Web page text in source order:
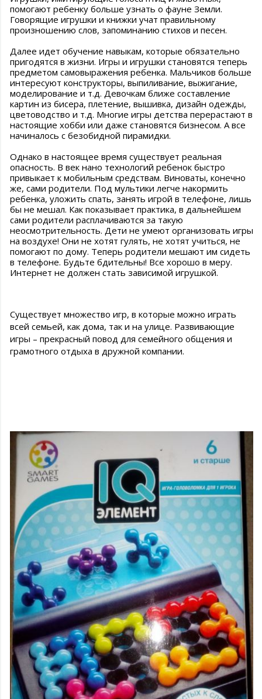
помогают ребенку больше узнать о фауне Земли.
Говорящие игрушки и книжки учат правильному
произношению слов, запоминанию стихов и песен.
Далее идет обучение навыкам, которые обязательно
пригодятся в жизни. Игры и игрушки становятся теперь
предметом самовыражения ребенка. Мальчиков больше
интересуют конструкторы, выпиливание, выжигание,
моделирование и т.д. Девочкам ближе составление
картин из бисера, плетение, вышивка, дизайн одежды,
цветоводство и т.д. Многие игры детства перерастают в
настоящие хобби или даже становятся бизнесом. А все
начиналось с безобидной пирамидки.
Однако в настоящее время существует реальная
опасность. В век нано технологий ребенок быстро
привыкает к мобильным средствам. Виноваты, конечно
же, сами родители. Под мультики легче накормить
ребенка, уложить спать, занять игрой в телефоне, лишь
бы не мешал. Как показывает практика, в дальнейшем
сами родители расплачиваются за такую
неосмотрительность. Дети не умеют организовать игры
на воздухе! Они не хотят гулять, не хотят учиться, не
помогают по дому. Теперь родители мешают им сидеть
в телефоне. Будьте бдительны! Все хорошо в меру.
Интернет не должен стать зависимой игрушкой.
Существует множество игр, в которые можно играть
всей семьей, как дома, так и на улице. Развивающие
игры – прекрасный повод для семейного общения и
грамотного отдыха в дружной компании.